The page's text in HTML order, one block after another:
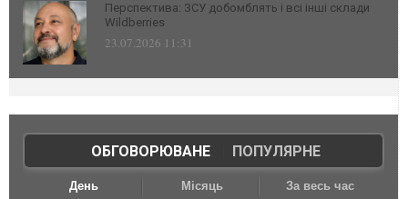
Перспектива: ЗСУ добомблять і всі інші склади
Wildberries
23.07.2026 11:31
ОБГОВОРЮВАНЕ| ПОПУЛЯРНЕ
День Місяць За весь час